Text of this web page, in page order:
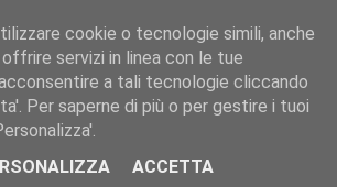
ASSICURGRANDA
L'AVVOCATO RISPONDE SONDAGGI
cookie o tecnologie simili, anche
servizi in linea con le tue
a tali tecnologie cliccando
Per saperne di più o per gestire i tuoi
ACCETTA